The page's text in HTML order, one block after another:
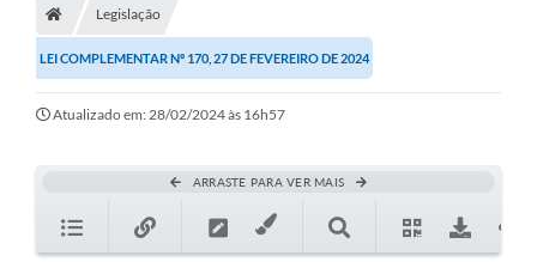
Legislação
LEI COMPLEMENTAR Nº 170, 27 DE FEVEREIRO DE 2024
Atualizado em: 28/02/2024 às 16h57
ARRASTE PARA VER MAIS